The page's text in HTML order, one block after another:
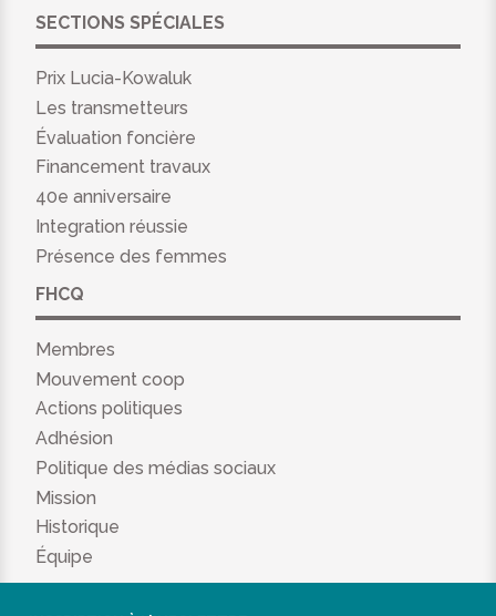
SECTIONS SPÉCIALES
Prix Lucia-Kowaluk
Les transmetteurs
Évaluation foncière
Financement travaux
40e anniversaire
Integration réussie
Présence des femmes
FHCQ
Membres
Mouvement coop
Actions politiques
Adhésion
Politique des médias sociaux
Mission
Historique
Équipe